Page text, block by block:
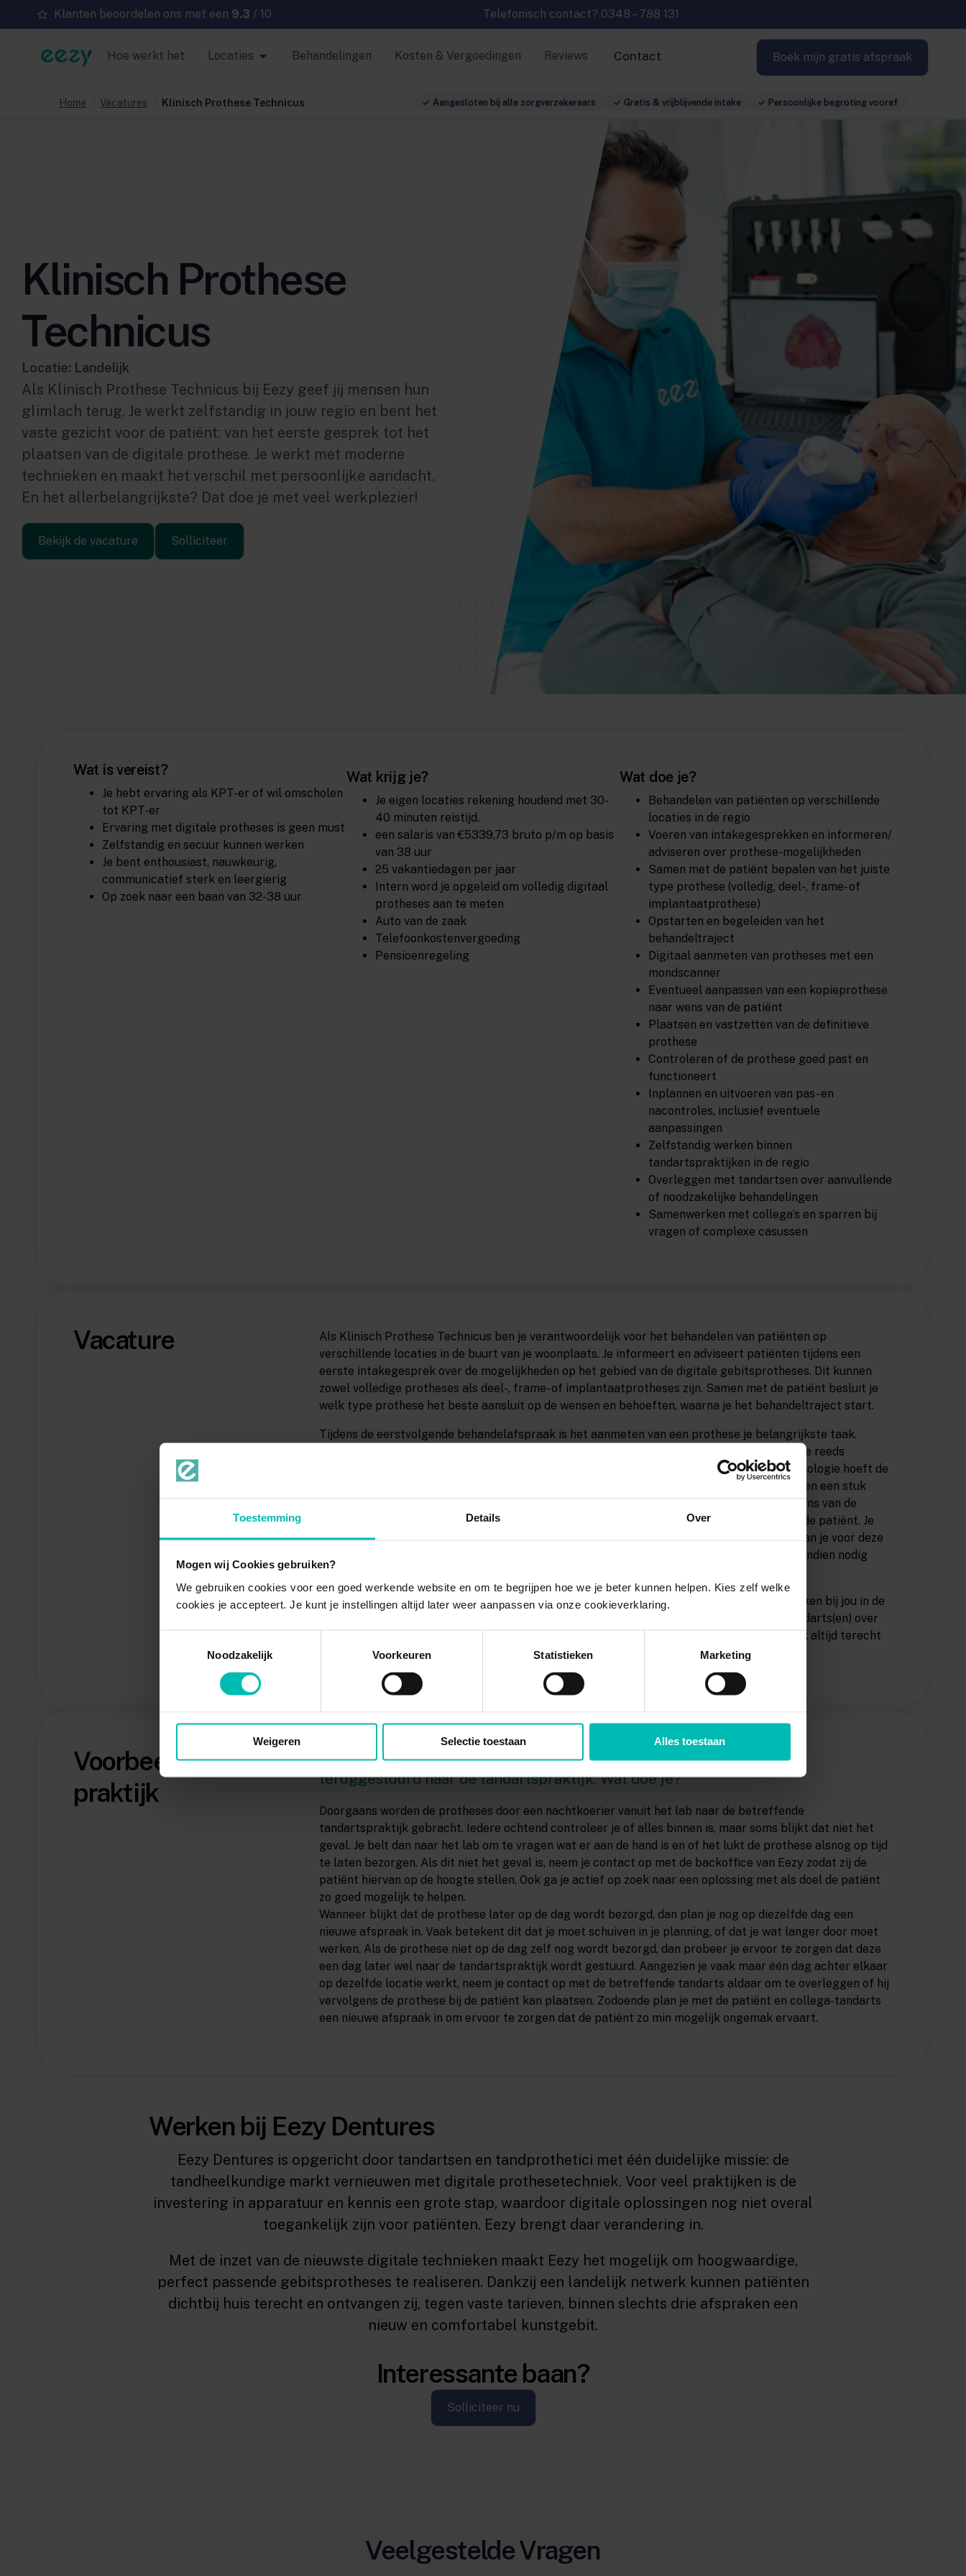
Toestemming Details Over
Mogen wij Cookies gebruiken?
We gebruiken cookies voor een goed werkende website en om te begrijpen hoe we je beter kunnen helpen. Kies zelf welke
cookies je accepteert. Je kunt je instellingen altijd later weer aanpassen via onze cookieverklaring.
Noodzakelijk
Voorkeuren Statistieken Marketing
Weigeren Selectie toestaan Alles toestaan
Klanten beoordelen ons met een 9.3 / 10 Telefonisch contact? 0348 – 788 131
Hoe werkt het Locaties Behandelingen Kosten & Vergoedingen Reviews Contact Boek mijn gratis afspraak
Home Vacatures Klinisch Prothese Technicus Aangesloten bij alle zorgverzekeraars Gratis & vrijblijvende intake Persoonlijke begroting vooraf
Klinisch Prothese
Technicus
Locatie: Landelijk
Als Klinisch Prothese Technicus bij Eezy geef jij mensen hun
glimlach terug. Je werkt zelfstandig in jouw regio en bent het
vaste gezicht voor de patiënt: van het eerste gesprek tot het
plaatsen van de digitale prothese. Je werkt met moderne
technieken en maakt het verschil met persoonlijke aandacht.
En het allerbelangrijkste? Dat doe je met veel werkplezier!
Bekijk de vacature Solliciteer
Wat is vereist?
Je hebt ervaring als KPT-er of wil omscholen
tot KPT-er
Ervaring met digitale protheses is geen must
Zelfstandig en secuur kunnen werken
Je bent enthousiast, nauwkeurig,
communicatief sterk en leergierig
Op zoek naar een baan van 32-38 uur
Wat krijg je?
Je eigen locaties rekening houdend met 30-
40 minuten reistijd.
een salaris van €5339,73 bruto p/m op basis
van 38 uur
25 vakantiedagen per jaar
Intern word je opgeleid om volledig digitaal
protheses aan te meten
Auto van de zaak
Telefoonkostenvergoeding
Pensioenregeling
Wat doe je?
Behandelen van patiënten op verschillende
locaties in de regio
Voeren van intakegesprekken en informeren/
adviseren over prothese-mogelijkheden
Samen met de patiënt bepalen van het juiste
type prothese (volledig, deel-, frame- of
implantaatprothese)
Opstarten en begeleiden van het
behandeltraject
Digitaal aanmeten van protheses met een
mondscanner
Eventueel aanpassen van een kopieprothese
naar wens van de patiënt
Plaatsen en vastzetten van de definitieve
prothese
Controleren of de prothese goed past en
functioneert
Inplannen en uitvoeren van pas- en
nacontroles, inclusief eventuele
aanpassingen
Zelfstandig werken binnen
tandartspraktijken in de regio
Overleggen met tandartsen over aanvullende
of noodzakelijke behandelingen
Samenwerken met collega’s en sparren bij
vragen of complexe casussen
Vacature
Als Klinisch Prothese Technicus ben je verantwoordelijk voor het behandelen van patiënten op
verschillende locaties in de buurt van je woonplaats. Je informeert en adviseert patiënten tijdens een
eerste intakegesprek over de mogelijkheden op het gebied van de digitale gebitsprotheses. Dit kunnen
zowel volledige protheses als deel-, frame- of implantaatprotheses zijn. Samen met de patiënt besluit je
welk type prothese het beste aansluit op de wensen en behoeften, waarna je het behandeltraject start.
Tijdens de eerstvolgende behandelafspraak is het aanmeten van een prothese je belangrijkste taak.
Hierbij maak je gebruik van een speciale mondscanner, waarmee je de mond, het gebit of de reeds
bestaande prothese van de patiënt tot in detail digitaal in kaart brengt. Dankzij deze technologie hoeft de
patiënt niet meer te happen in een volle lepel afdrukmateriaal, wat deze vorm van aanmeten een stuk
prettiger maakt. Ook komt het voor dat je met behulp van een kopieprothese alles naar wens van de
patiënt aanpast. Vervolgens plaats je in een derde behandeling de definitieve prothese bij de patiënt. Je
zet dan de constructie vast en zorgt ervoor dat alles goed op elkaar aansluit. Eventueel plan je voor deze
plaatsing een extra afspraak in met de patiënt, waarin de prothese gepast kan worden en indien nodig
tussentijds kan worden aangepast.
Doorgaans werk je iedere dag in één van de bij Eezy Dentures aangesloten tandartspraktijken bij jou in de
buurt, waar je zelfstandig te werk gaat. Indien nodig overleg je met de desbetreffende tandarts(en) over
bijvoorbeeld behandelingen die door hen uitgevoerd dienen te worden. Bij vragen kun je ook altijd terecht
bij je collega’s.
Voorbeeld uit de
praktijk
“Een prothese die gerepareerd zou worden in het lab, is niet op tijd
teruggestuurd naar de tandartspraktijk. Wat doe je?”
Doorgaans worden de protheses door een nachtkoerier vanuit het lab naar de betreffende
tandartspraktijk gebracht. Iedere ochtend controleer je of alles binnen is, maar soms blijkt dat niet het
geval. Je belt dan naar het lab om te vragen wat er aan de hand is en of het lukt de prothese alsnog op tijd
te laten bezorgen. Als dit niet het geval is, neem je contact op met de backoffice van Eezy zodat zij de
patiënt hiervan op de hoogte stellen. Ook ga je actief op zoek naar een oplossing met als doel de patiënt
zo goed mogelijk te helpen.
Wanneer blijkt dat de prothese later op de dag wordt bezorgd, dan plan je nog op diezelfde dag een
nieuwe afspraak in. Vaak betekent dit dat je moet schuiven in je planning, of dat je wat langer door moet
werken. Als de prothese niet op de dag zelf nog wordt bezorgd, dan probeer je ervoor te zorgen dat deze
een dag later wel naar de tandartspraktijk wordt gestuurd. Aangezien je vaak maar één dag achter elkaar
op dezelfde locatie werkt, neem je contact op met de betreffende tandarts aldaar om te overleggen of hij
vervolgens de prothese bij de patiënt kan plaatsen. Zodoende plan je met de patiënt en collega-tandarts
een nieuwe afspraak in om ervoor te zorgen dat de patiënt zo min mogelijk ongemak ervaart.
Werken bij Eezy Dentures
Eezy Dentures is opgericht door tandartsen en tandprothetici met één duidelijke missie: de
tandheelkundige markt vernieuwen met digitale prothesetechniek. Voor veel praktijken is de
investering in apparatuur en kennis een grote stap, waardoor digitale oplossingen nog niet overal
toegankelijk zijn voor patiënten. Eezy brengt daar verandering in.
Met de inzet van de nieuwste digitale technieken maakt Eezy het mogelijk om hoogwaardige,
perfect passende gebitsprotheses te realiseren. Dankzij een landelijk netwerk kunnen patiënten
dichtbij huis terecht en ontvangen zij, tegen vaste tarieven, binnen slechts drie afspraken een
nieuw en comfortabel kunstgebit.
Interessante baan?
Solliciteer nu
Veelgestelde Vragen